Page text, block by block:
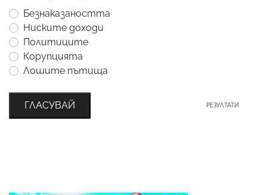
Безнаказаността
Ниските доходи
Политиците
Корупцията
Лошите пътища
ГЛАСУВАЙ РЕЗУЛТАТИ